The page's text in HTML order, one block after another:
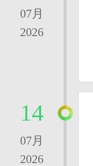
07月
2026
14
07月
2026